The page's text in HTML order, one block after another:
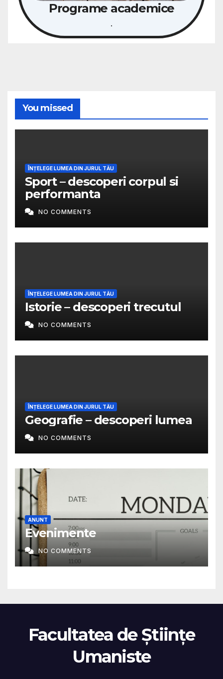
Programe academice
.
You missed
ÎNȚELEGE LUMEA DIN JURUL TĂU
Sport – descoperi corpul si
performanta
NO COMMENTS
ÎNȚELEGE LUMEA DIN JURUL TĂU
Istorie – descoperi trecutul
NO COMMENTS
ÎNȚELEGE LUMEA DIN JURUL TĂU
Geografie – descoperi lumea
NO COMMENTS
ANUNT
Evenimente
NO COMMENTS
Facultatea de Științe
Umaniste